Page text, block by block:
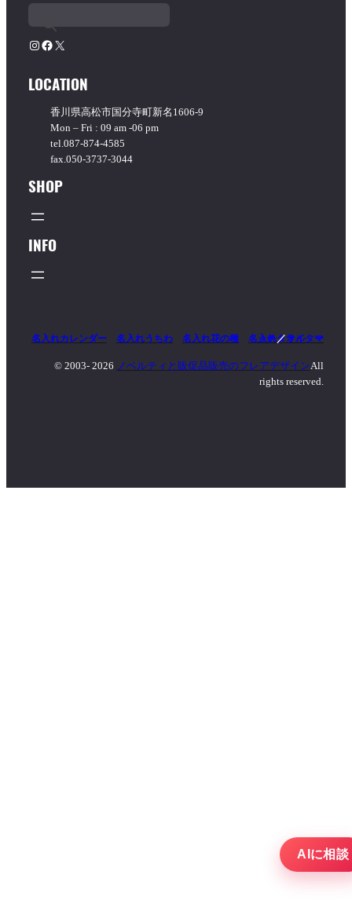
ー
を
Instagram Facebook X
LOCATION
香川県高松市国分寺町新名1606-9
Mon – Fri : 09 am -06 pm
tel.087-874-4585
fax.050-3737-3044
SHOP
INFO
名入れカレンダー 名入れうちわ 名入れ花の種 名入れタオル
マッチ／ライター
© 2003- 2026 ノベルティと販促品販売のフレアデザインAll
rights reserved.
AIに相談